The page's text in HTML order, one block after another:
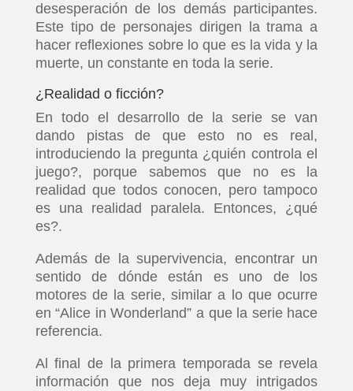
desesperación de los demás participantes.
Este tipo de personajes dirigen la trama a
hacer reflexiones sobre lo que es la vida y la
muerte, un constante en toda la serie.
¿Realidad o ficción?
En todo el desarrollo de la serie se van
dando pistas de que esto no es real,
introduciendo la pregunta ¿quién controla el
juego?, porque sabemos que no es la
realidad que todos conocen, pero tampoco
es una realidad paralela. Entonces, ¿qué
es?.
Además de la supervivencia, encontrar un
sentido de dónde están es uno de los
motores de la serie, similar a lo que ocurre
en “Alice in Wonderland” a que la serie hace
referencia.
Al final de la primera temporada se revela
información que nos deja muy intrigados